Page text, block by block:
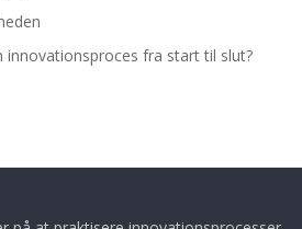
fra start til slut?